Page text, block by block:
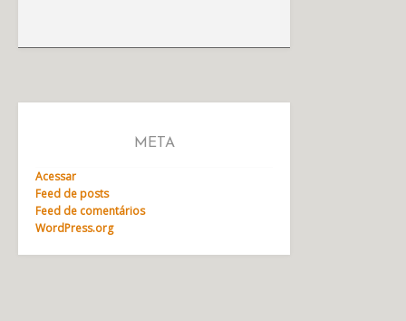
META
Acessar
Feed de posts
Feed de comentários
WordPress.org